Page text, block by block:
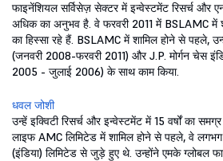
फाइनेंशियल सर्विसेज़ सेक्टर में इन्वेस्टमेंट रिसर्च और
अधिक का अनुभव है. वे फरवरी 2011 में BSLAMC में
का हिस्सा रहे हैं. BSLAMC में शामिल होने से पहले,
(जनवरी 2008-फरवरी 2011) और J.P. मोर्गन चेस
2005 - जुलाई 2006) के साथ काम किया.
धवल जोशी
उन्हें इक्विटी रिसर्च और इन्वेस्टमेंट में 15 वर्षों का
लाइफ AMC लिमिटेड में शामिल होने से पहले, वे
(इंडिया) लिमिटेड से जुड़े हुए थे. उन्होंने एमके ग्लोबल